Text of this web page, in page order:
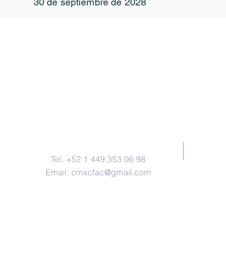
Tel: +52 1 449 353 06 98
Email: cmxcfac@gmail.com